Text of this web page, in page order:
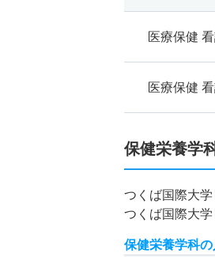
医療保健
医療保健
保健栄養学
つくば国際大
つくば国際大
保健栄養学科